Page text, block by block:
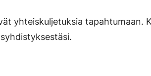
yhteiskuljetuksia tapahtumaan.